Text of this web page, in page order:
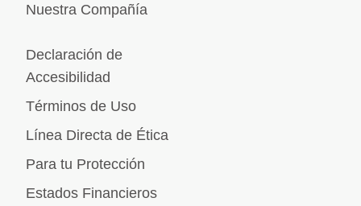
Nuestra Compañía
Declaración de
Accesibilidad
Términos de Uso
Línea Directa de Ética
Para tu Protección
Estados Financieros